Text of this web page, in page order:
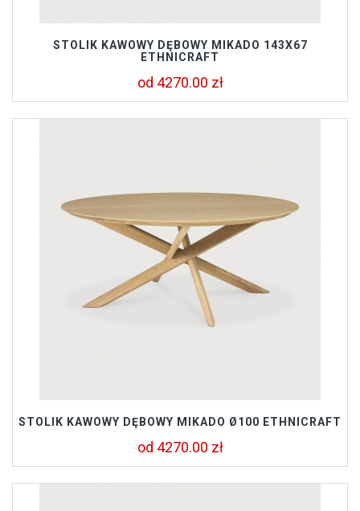
STOLIK KAWOWY DĘBOWY MIKADO 143X67
ETHNICRAFT
od 4270.00 zł
STOLIK KAWOWY DĘBOWY MIKADO Ø100 ETHNICRAFT
od 4270.00 zł